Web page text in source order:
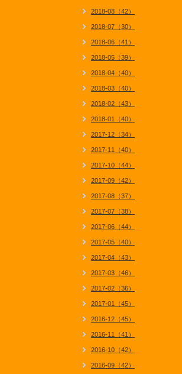
2018-08（42）
2018-07（30）
2018-06（41）
2018-05（39）
2018-04（40）
2018-03（40）
2018-02（43）
2018-01（40）
2017-12（34）
2017-11（40）
2017-10（44）
2017-09（42）
2017-08（37）
2017-07（38）
2017-06（44）
2017-05（40）
2017-04（43）
2017-03（46）
2017-02（36）
2017-01（45）
2016-12（45）
2016-11（41）
2016-10（42）
2016-09（42）